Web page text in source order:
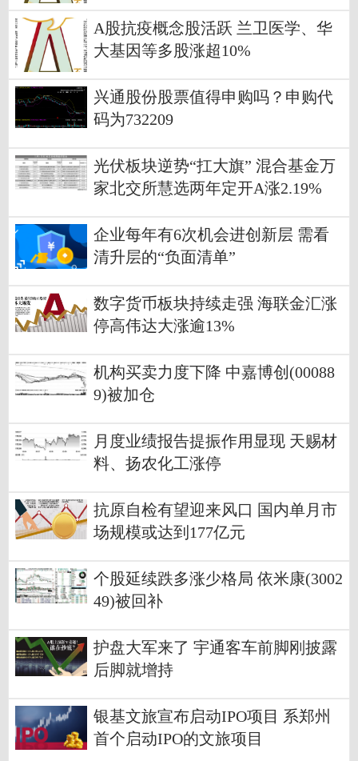
A股抗疫概念股活跃 兰卫医学、华
大基因等多股涨超10%
兴通股份股票值得申购吗？申购代
码为732209
光伏板块逆势“扛大旗” 混合基金万
家北交所慧选两年定开A涨2.19%
企业每年有6次机会进创新层 需看
清升层的“负面清单”
数字货币板块持续走强 海联金汇涨
停高伟达大涨逾13%
机构买卖力度下降 中嘉博创(00088
9)被加仓
月度业绩报告提振作用显现 天赐材
料、扬农化工涨停
抗原自检有望迎来风口 国内单月市
场规模或达到177亿元
个股延续跌多涨少格局 依米康(3002
49)被回补
护盘大军来了 宇通客车前脚刚披露
后脚就增持
银基文旅宣布启动IPO项目 系郑州
首个启动IPO的文旅项目